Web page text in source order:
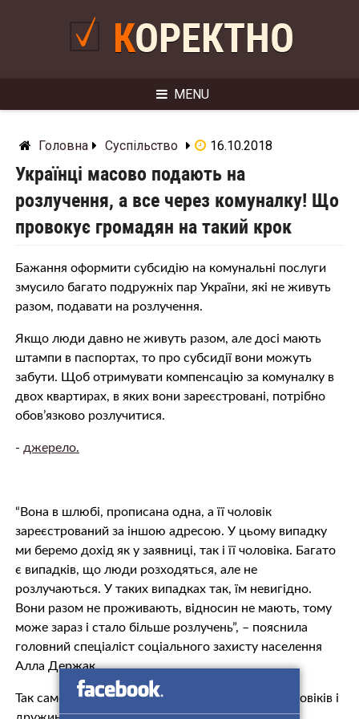
КОРЕКТНО
MENU
Головна Суспільство 16.10.2018
Українці масово подають на
розлучення, а все через комуналку! Що
провокує громадян на такий крок
Бажання оформити субсидію на комунальні послуги
змусило багато подружніх пар України, які не живуть
разом, подавати на розлучення.
Якщо люди давно не живуть разом, але досі мають
штампи в паспортах, то про субсидії вони можуть
забути. Щоб отримувати компенсацію за комуналку в
двох квартирах, в яких вони зареєстровані, потрібно
обов’язково розлучитися.
- джерело.
“Вона в шлюбі, прописана одна, а її чоловік
зареєстрований за іншою адресою. У цьому випадку
ми беремо дохід як у заявниці, так і її чоловіка. Багато
є випадків, що люди розходяться, але не
розлучаються. У таких випадках так, їм невигідно.
Вони разом не проживають, відносин не мають, тому
може зараз і стало більше розлучень”, – пояснила
головний спеціаліст соціального захисту населення
Алла Держак.
Так само можуть рахувати дохід і цивільних чоловіків і